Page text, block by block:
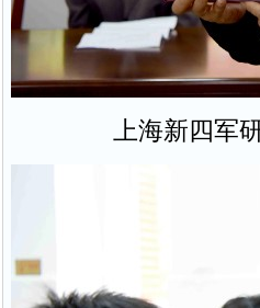
上海新四军